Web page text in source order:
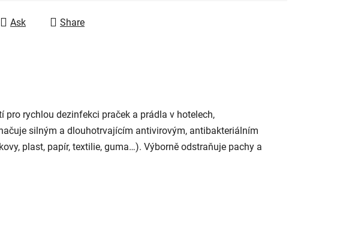
Ask Share
pro rychlou dezinfekci praček a prádla v hotelech,
silným a dlouhotrvajícím antivirovým, antibakteriálním
plast, papír, textilie, guma…). Výborně odstraňuje pachy a